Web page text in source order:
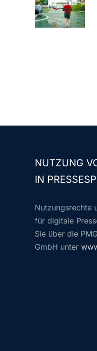
NUTZUNG
IN
Nutzungsrechte
für digitale
Sie über die
GmbH unter